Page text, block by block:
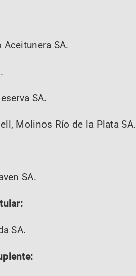
Aceitunera SA.
SA.
Molinos Río de la Plata SA.
SA.
SA.